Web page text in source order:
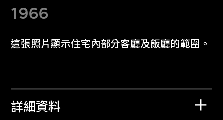
1966
這張照片顯示住宅內部分客廳及飯廳的範圍。
詳細資料